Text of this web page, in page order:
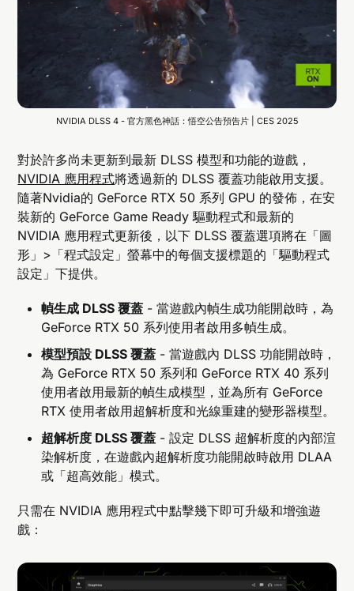
NVIDIA DLSS 4 - 官方黑色神話：悟空公告預告片 | CES 2025
對於許多尚未更新到最新 DLSS 模型和功能的遊戲，
NVIDIA 應用程式將透過新的 DLSS 覆蓋功能啟用支援。
隨著Nvidia的 GeForce RTX 50 系列 GPU 的發佈，在安
裝新的 GeForce Game Ready 驅動程式和最新的
NVIDIA 應用程式更新後，以下 DLSS 覆蓋選項將在「圖
形」>「程式設定」螢幕中的每個支援標題的「驅動程式
設定」下提供。
幀生成 DLSS 覆蓋 - 當遊戲內幀生成功能開啟時，為
GeForce RTX 50 系列使用者啟用多幀生成。
模型預設 DLSS 覆蓋 - 當遊戲內 DLSS 功能開啟時，
為 GeForce RTX 50 系列和 GeForce RTX 40 系列
使用者啟用最新的幀生成模型，並為所有 GeForce
RTX 使用者啟用超解析度和光線重建的變形器模型。
超解析度 DLSS 覆蓋 - 設定 DLSS 超解析度的內部渲
染解析度，在遊戲內超解析度功能開啟時啟用 DLAA
或「超高效能」模式。
只需在 NVIDIA 應用程式中點擊幾下即可升級和增強遊
戲：